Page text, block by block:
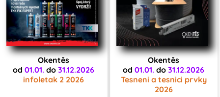
Okentěs
od 01.01. do 31.12.2026
infoletak 2 2026
Okentěs
od 01.01. do 31.12.2026
Tesneni a tesnici prvky
2026